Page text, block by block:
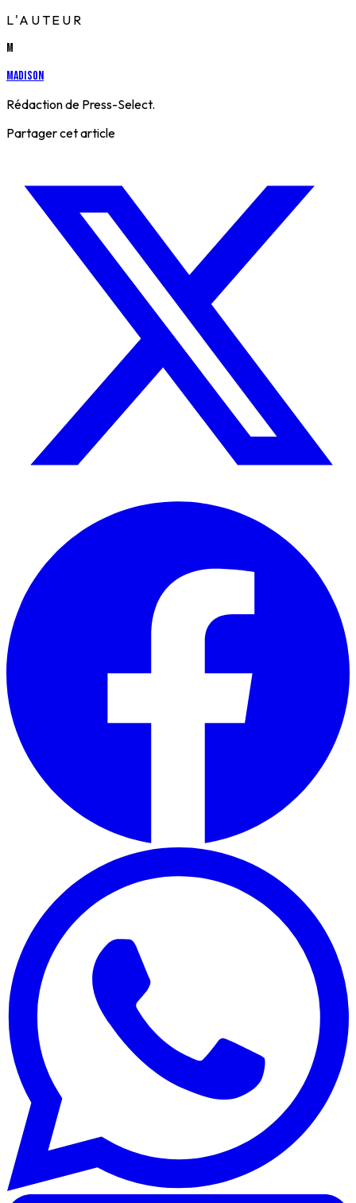
L'AUTEUR
M
Madison
Rédaction de Press-Select.
Partager cet article